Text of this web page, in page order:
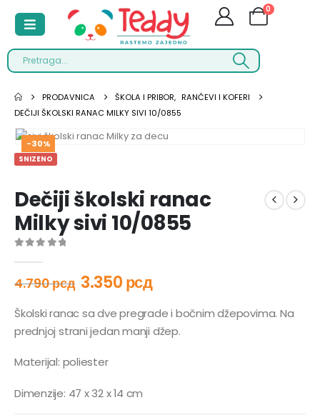
0
PRODAVNICA ŠKOLA I PRIBOR, RANČEVI I KOFERI
DEČIJI ŠKOLSKI RANAC MILKY SIVI 10/0855
-30%
SNIZENO
Dečiji školski ranac
Milky sivi 10/0855
4.790рсд 3.350рсд
Školski ranac sa dve pregrade i bočnim džepovima. Na
prednjoj strani jedan manji džep.
Materijal: poliester
Dimenzije: 47 x 32 x 14 cm